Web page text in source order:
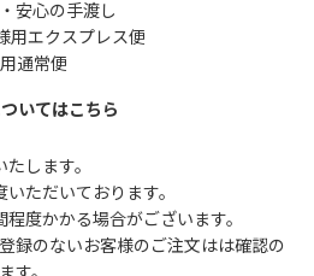
安心の手渡し
用エクスプレス便
通常便
いてはこちら
します。
ただいております。
度かかる場合がございます。
録のないお客様のご注文はは確認の